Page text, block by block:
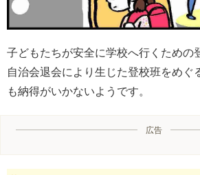
子どもたちが安全に学校へ行くための
自治会退会により生じた登校班をめぐ
も納得がいかないようです。
広告